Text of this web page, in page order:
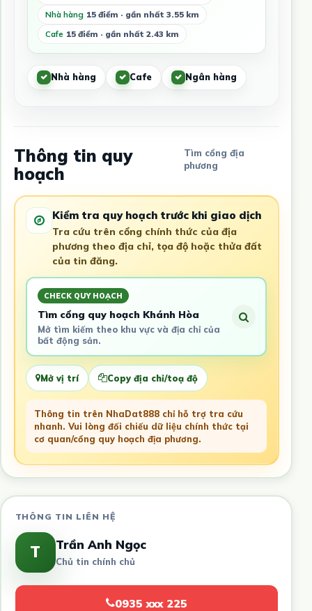
Nhà hàng 15 điểm · gần nhất 3.55 km
Cafe 15 điểm · gần nhất 2.43 km
Nhà hàng Cafe Ngân hàng
Thông tin quy
hoạch
Tìm cổng địa
phương
Kiểm tra quy hoạch trước khi giao dịch
Tra cứu trên cổng chính thức của địa
phương theo địa chỉ, tọa độ hoặc thửa đất
của tin đăng.
CHECK QUY HOẠCH
Tìm cổng quy hoạch Khánh Hòa
Mở tìm kiếm theo khu vực và địa chỉ của
bất động sản.
Mở vị trí Copy địa chỉ/toạ độ
Thông tin trên NhaDat888 chỉ hỗ trợ tra cứu
nhanh. Vui lòng đối chiếu dữ liệu chính thức tại
cơ quan/cổng quy hoạch địa phương.
THÔNG TIN LIÊN HỆ
T Trần Anh Ngọc
Chủ tin chính chủ
0935 xxx 225